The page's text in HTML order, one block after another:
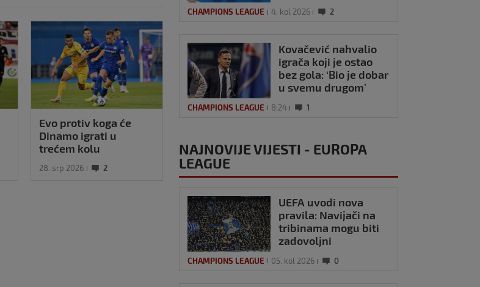
Evo protiv koga će
Dinamo igrati u
trećem kolu
prvaka
28. srp 2026 2
'Izgledaju sramotno!
Daj mu papire i neka
ide dalje. Tako se to
28. stu 2025
CHAMPIONS LEAGUE 4. kol 2026 2
Kovačević nahvalio
igrača koji je ostao
bez gola: ‘Bio je dobar
u svemu drugom’
CHAMPIONS LEAGUE 8:24 1
NAJNOVIJE VIJESTI - EUROPA
LEAGUE
UEFA uvodi nova
pravila: Navijači na
tribinama mogu biti
zadovoljni
CHAMPIONS LEAGUE 05. kol 2026 0